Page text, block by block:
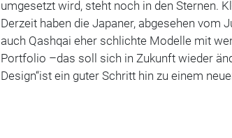
umgesetzt wird, steht noch in den Sternen.
Derzeit haben die Japaner, abgesehen vom
auch Qashqai eher schlichte Modelle mit
Portfolio –das soll sich in Zukunft wieder
Design“ist ein guter Schritt hin zu einem